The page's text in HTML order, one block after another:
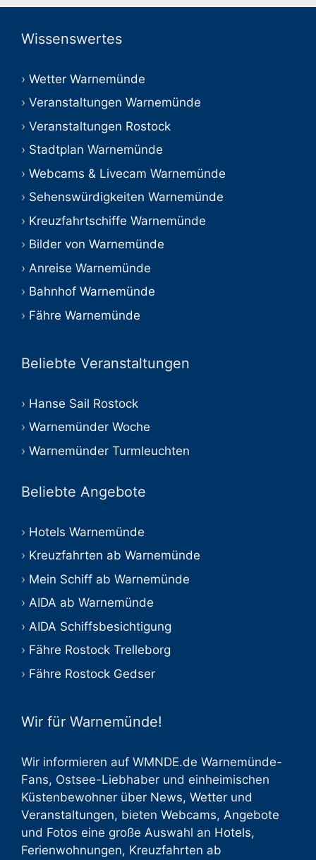
Wissenswertes
Wetter Warnemünde
Veranstaltungen Warnemünde
Veranstaltungen Rostock
Stadtplan Warnemünde
Webcams & Livecam Warnemünde
Sehenswürdigkeiten Warnemünde
Kreuzfahrtschiffe Warnemünde
Bilder von Warnemünde
Anreise Warnemünde
Bahnhof Warnemünde
Fähre Warnemünde
Beliebte Veranstaltungen
Hanse Sail Rostock
Warnemünder Woche
Warnemünder Turmleuchten
Beliebte Angebote
Hotels Warnemünde
Kreuzfahrten ab Warnemünde
Mein Schiff ab Warnemünde
AIDA ab Warnemünde
AIDA Schiffsbesichtigung
Fähre Rostock Trelleborg
Fähre Rostock Gedser
Wir für Warnemünde!
Wir informieren auf WMNDE.de Warnemünde-
Fans, Ostsee-Liebhaber und einheimischen
Küstenbewohner über News, Wetter und
Veranstaltungen, bieten Webcams, Angebote
und Fotos eine große Auswahl an Hotels,
Ferienwohnungen, Kreuzfahrten ab